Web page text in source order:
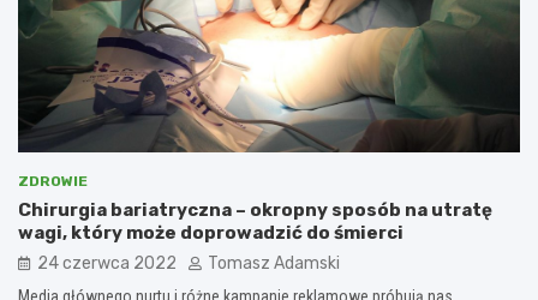
ZDROWIE
Chirurgia bariatryczna – okropny sposób na utratę
wagi, który może doprowadzić do śmierci
24 czerwca 2022 Tomasz Adamski
Media głównego nurtu i różne kampanie reklamowe próbują nas